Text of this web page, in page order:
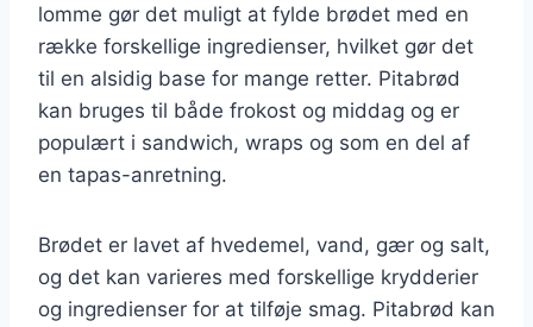
lomme gør det muligt at fylde brødet med en
række forskellige ingredienser, hvilket gør det
til en alsidig base for mange retter. Pitabrød
kan bruges til både frokost og middag og er
populært i sandwich, wraps og som en del af
en tapas-anretning.
Brødet er lavet af hvedemel, vand, gær og salt,
og det kan varieres med forskellige krydderier
og ingredienser for at tilføje smag. Pitabrød kan